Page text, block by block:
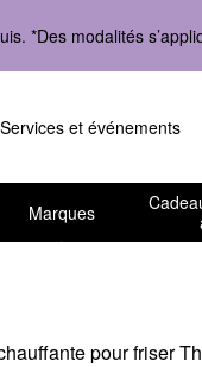
*Des modalités
Services et événements
Marques
pour friser